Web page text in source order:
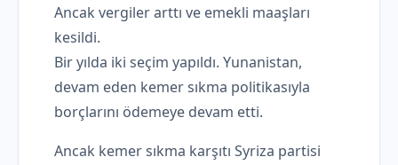
Ancak vergiler arttı ve emekli maaşları
kesildi.
Bir yılda iki seçim yapıldı. Yunanistan,
devam eden kemer sıkma politikasıyla
borçlarını ödemeye devam etti.
Ancak kemer sıkma karşıtı Syriza partisi